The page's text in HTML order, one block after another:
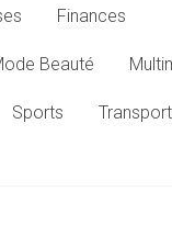
Finances
Beauté
Sports